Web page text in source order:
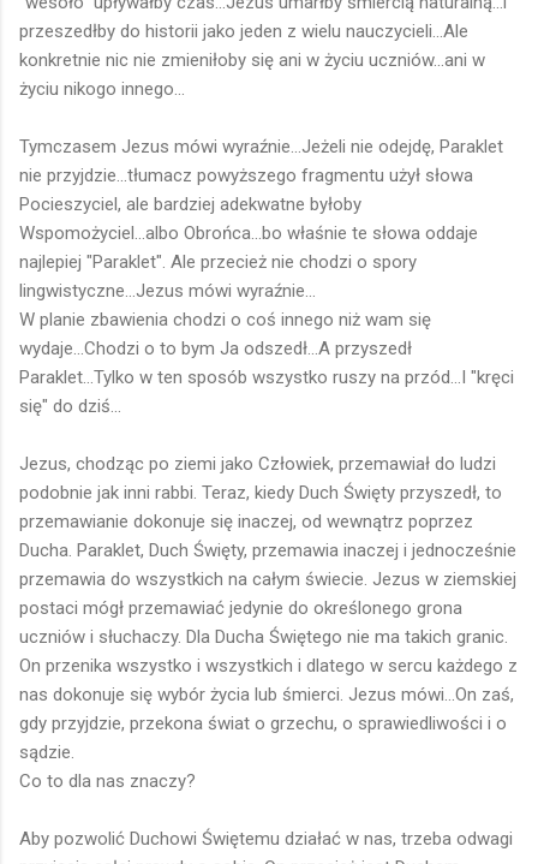
przeszedłby do historii jako jeden z wielu nauczycieli...Ale
konkretnie nic nie zmieniłoby się ani w życiu uczniów...ani w
życiu nikogo innego...
Tymczasem Jezus mówi wyraźnie...Jeżeli nie odejdę, Paraklet
nie przyjdzie...tłumacz powyższego fragmentu użył słowa
Pocieszyciel, ale bardziej adekwatne byłoby
Wspomożyciel...albo Obrońca...bo właśnie te słowa oddaje
najlepiej "Paraklet". Ale przecież nie chodzi o spory
lingwistyczne...Jezus mówi wyraźnie...
W planie zbawienia chodzi o coś innego niż wam się
wydaje...Chodzi o to bym Ja odszedł...A przyszedł
Paraklet...Tylko w ten sposób wszystko ruszy na przód...I "kręci
się" do dziś...
Jezus, chodząc po ziemi jako Człowiek, przemawiał do ludzi
podobnie jak inni rabbi. Teraz, kiedy Duch Święty przyszedł, to
przemawianie dokonuje się inaczej, od wewnątrz poprzez
Ducha. Paraklet, Duch Święty, przemawia inaczej i jednocześnie
przemawia do wszystkich na całym świecie. Jezus w ziemskiej
postaci mógł przemawiać jedynie do określonego grona
uczniów i słuchaczy. Dla Ducha Świętego nie ma takich granic.
On przenika wszystko i wszystkich i dlatego w sercu każdego z
nas dokonuje się wybór życia lub śmierci. Jezus mówi...On zaś,
gdy przyjdzie, przekona świat o grzechu, o sprawiedliwości i o
sądzie.
Co to dla nas znaczy?
Aby pozwolić Duchowi Świętemu działać w nas, trzeba odwagi